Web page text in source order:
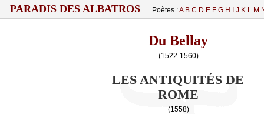
PARADIS DES ALBATROS Poètes :A B C D E F G H J K L M
Du Bellay
(1522-1560)
LES ANTIQUITÉS DE
ROME
(1558)